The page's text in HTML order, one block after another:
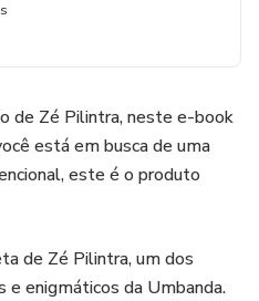
de Zé Pilintra, neste e-book
está em busca de uma
este é o produto
de Zé Pilintra, um dos
enigmáticos da Umbanda.